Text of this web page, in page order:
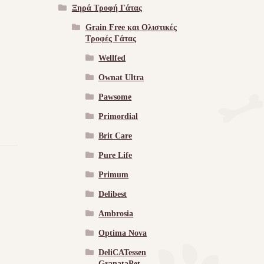
Ξηρά Τροφή Γάτας
Grain Free και Ολιστικές
Τροφές Γάτας
Wellfed
Ownat Ultra
Pawsome
Primordial
Brit Care
Pure Life
Primum
Delibest
Ambrosia
Optima Nova
DeliCATessen